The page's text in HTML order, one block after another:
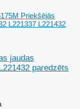
Priekšējās
L221337 L221432
jaudas
paredzēts